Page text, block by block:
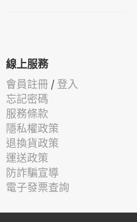
線上服務
會員註冊 / 登入
忘記密碼
服務條款
隱私權政策
退換貨政策
運送政策
防詐騙宣導
電子發票查詢